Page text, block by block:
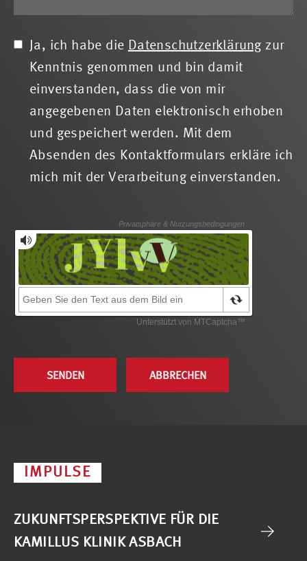
Ja, ich habe die Datenschutzerklärung zur
Kenntnis genommen und bin damit
einverstanden, dass die von mir
angegebenen Daten elektronisch erhoben
und gespeichert werden. Mit dem
Absenden des Kontaktformulars erkläre ich
mich mit der Verarbeitung einverstanden.
IMPULSE
ZUKUNFTSPERSPEKTIVE FÜR DIE
KAMILLUS KLINIK ASBACH